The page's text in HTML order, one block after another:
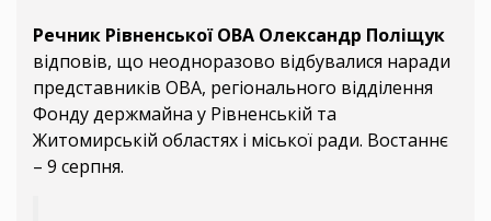
Речник Рівненської ОВА Олександр Поліщук
відповів, що неодноразово відбувалися наради
представників ОВА, регіонального відділення
Фонду держмайна у Рівненській та
Житомирській областях і міської ради. Востаннє
– 9 серпня.